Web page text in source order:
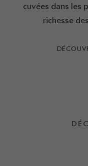
cuvées dans les
richesse